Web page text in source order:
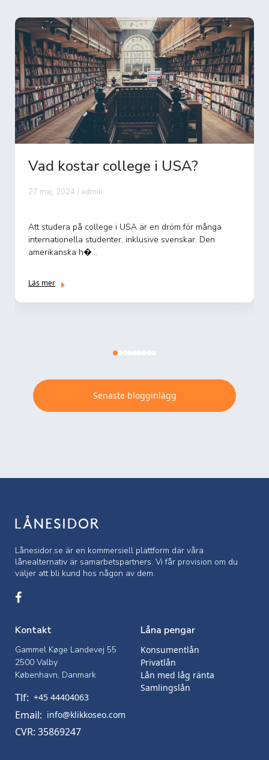
Vad kostar college i USA?
27 maj, 2024 / admin
Att studera på college i USA är en dröm för många
internationella studenter, inklusive svenskar. Den
amerikanska h�...
Läs mer
Senaste blogginlägg
Lånesidor.se är en kommersiell plattform där våra
lånealternativ är samarbetspartners. Vi får provision om du
väljer att bli kund hos någon av dem.
Kontakt
Gammel Køge Landevej 55
2500 Valby
København, Danmark
Tlf: +45 44404063
Email: info@klikkoseo.com
CVR: 35869247
Låna pengar
Konsumentlån
Privatlån
Lån med låg ränta
Samlingslån